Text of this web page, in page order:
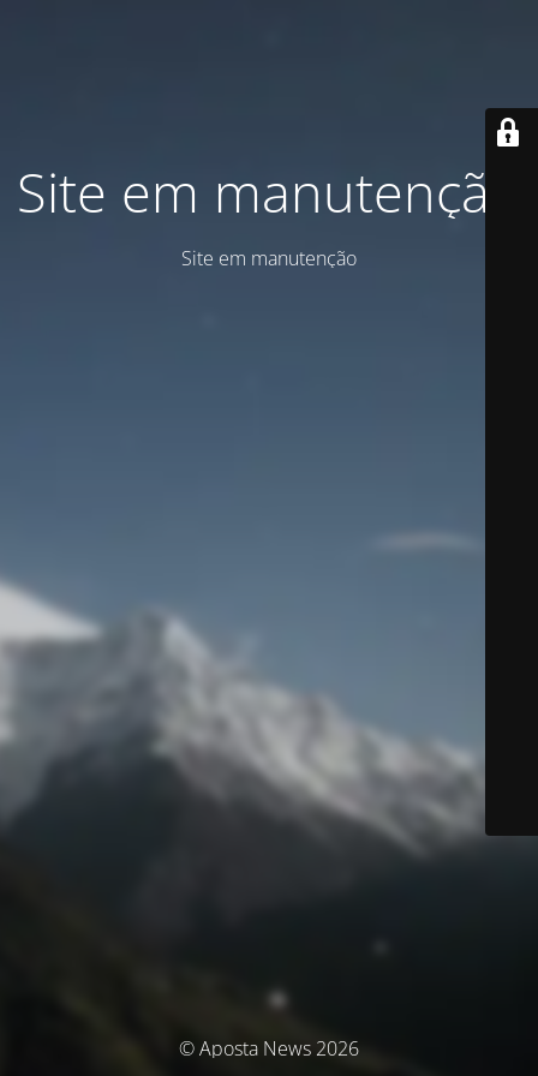
Site em manutenção
Site em manutenção
© Aposta News 2026